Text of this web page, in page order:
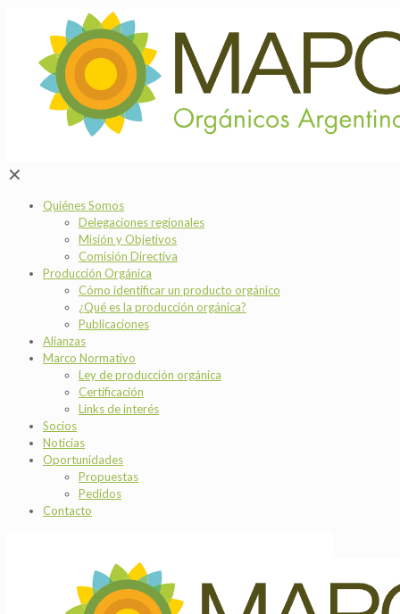
✕
Quiénes Somos
Delegaciones regionales
Misión y Objetivos
Comisión Directiva
Producción Orgánica
Cómo identificar un producto orgánico
¿Qué es la producción orgánica?
Publicaciones
Alianzas
Marco Normativo
Ley de producción orgánica
Certificación
Links de interés
Socios
Noticias
Oportunidades
Propuestas
Pedidos
Contacto